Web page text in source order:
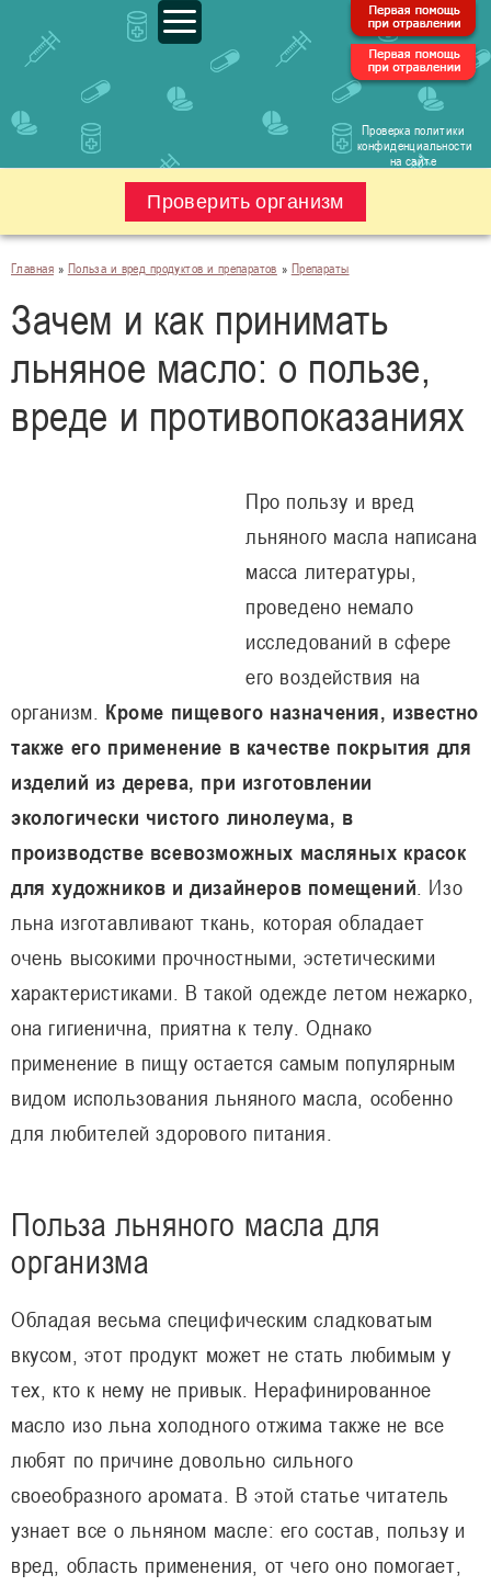
Проверка политики
конфиденциальности
на сайте
Проверить организм
Главная » Польза и вред продуктов и препаратов » Препараты
Зачем и как принимать
льняное масло: о пользе,
вреде и противопоказаниях
Про пользу и вред
льняного масла написана
масса литературы,
проведено немало
исследований в сфере
его воздействия на
организм. Кроме пищевого назначения, известно
также его применение в качестве покрытия для
изделий из дерева, при изготовлении
экологически чистого линолеума, в
производстве всевозможных масляных красок
для художников и дизайнеров помещений . Изо
льна изготавливают ткань, которая обладает
очень высокими прочностными, эстетическими
характеристиками. В такой одежде летом нежарко,
она гигиенична, приятна к телу. Однако
применение в пищу остается самым популярным
видом использования льняного масла, особенно
для любителей здорового питания.
Польза льняного масла для
организма
Обладая весьма специфическим сладковатым
вкусом, этот продукт может не стать любимым у
тех, кто к нему не привык. Нерафинированное
масло изо льна холодного отжима также не все
любят по причине довольно сильного
своеобразного аромата. В этой статье читатель
узнает все о льняном масле: его состав, пользу и
вред, область применения, от чего оно помогает,